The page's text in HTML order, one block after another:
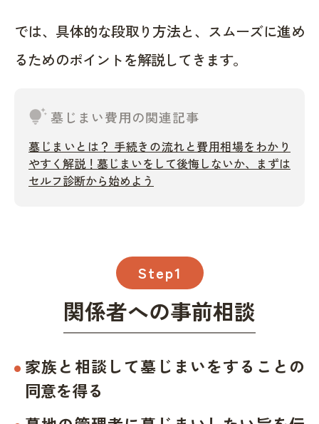
では、具体的な段取り方法と、スムーズに進め
るためのポイントを解説してきます。
tips_and_updates墓じまい費用の関連記事
墓じまいとは？ 手続きの流れと費用相場をわかり
やすく解説！墓じまいをして後悔しないか、まずは
セルフ診断から始めよう
Step1
関係者への事前相談
家族と相談して墓じまいをすることの
同意を得る